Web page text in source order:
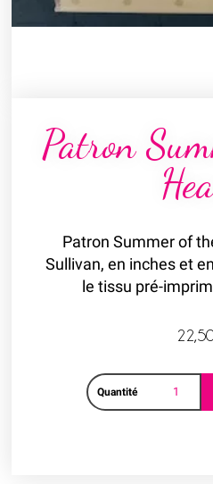
Patron
Patron Summer of
Sullivan, en inches et
le tissu pré-
Quantité